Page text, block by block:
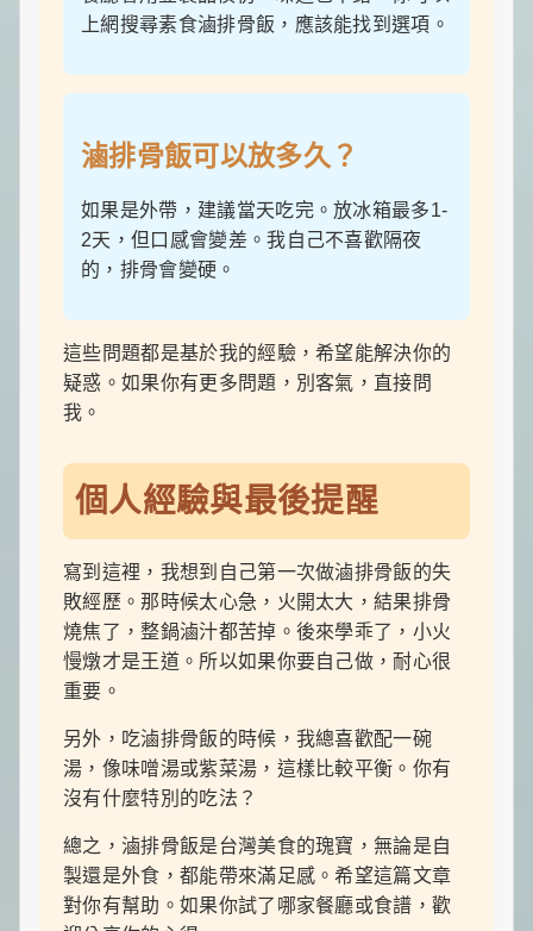
上網搜尋素食滷排骨飯，應該能找到選項。
滷排骨飯可以放多久？
如果是外帶，建議當天吃完。放冰箱最多1-
2天，但口感會變差。我自己不喜歡隔夜
的，排骨會變硬。
這些問題都是基於我的經驗，希望能解決你的
疑惑。如果你有更多問題，別客氣，直接問
我。
個人經驗與最後提醒
寫到這裡，我想到自己第一次做滷排骨飯的失
敗經歷。那時候太心急，火開太大，結果排骨
燒焦了，整鍋滷汁都苦掉。後來學乖了，小火
慢燉才是王道。所以如果你要自己做，耐心很
重要。
另外，吃滷排骨飯的時候，我總喜歡配一碗
湯，像味噌湯或紫菜湯，這樣比較平衡。你有
沒有什麼特別的吃法？
總之，滷排骨飯是台灣美食的瑰寶，無論是自
製還是外食，都能帶來滿足感。希望這篇文章
對你有幫助。如果你試了哪家餐廳或食譜，歡